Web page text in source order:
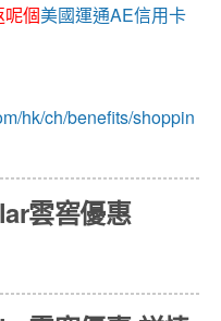
個美國運通AE信用卡
hk/ch/benefits/shoppin
雲窖優惠